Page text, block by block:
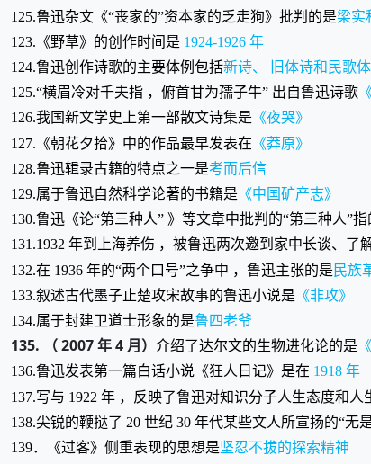
125.鲁迅杂文《“丧家的”资本家的乏走狗》批判的是梁
123.《野草》的创作时间是 1924-1926 年
124.鲁迅创作诗歌的主要体例包括新诗、 旧体诗和民歌
125.“横眉冷对千夫指 ，俯首甘为孺子牛” 出自鲁迅诗歌
126.我国新文学史上第一部散文诗集是 《夜哭》
127.《朝花夕拾》中的作品最早发表在 《莽原》
128.鲁迅辑录古籍的特点之一是考而后信
129.属于鲁迅自然科学论著的书籍是 《中国矿产志》
130.鲁迅《论“第三种人” 》等文章中批判的“第三种人”指
131.1932 年到上海养伤 ，被鲁迅两次邀到家中长谈、了
132.在 1936 年的“两个口号”之争中 ，鲁迅主张的是 民族
133.叙述古代墨子止楚攻宋故事的鲁迅小说是 《非攻》
134.属于封建卫道士形象的是鲁四老爷
135. （ 2007 年 4 月） 介绍了达尔文的生物进化论的是
136.鲁迅发表第一篇白话小说《狂人日记》是在 1918 年
137.写与 1922 年 ，反映了鲁迅对知识分子人生态度和
138.尖锐的鞭挞了 20 世纪 30 年代某些文人所宣扬的“无
139．《过客》侧重表现的思想是坚忍不拔的探索精神